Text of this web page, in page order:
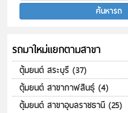
รถมาใหม่แยกตามสาขา
ตุ้มยนต์ สระบุรี (37)
ตุ้มยนต์ สาขากาฬสินธุ์ (4)
ตุ้มยนต์ สาขาอุบลราชธานี (25)